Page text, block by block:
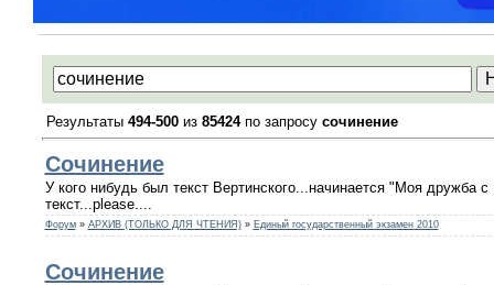
Результаты 494-500из 85424по запросу сочинение
Сочинение
У кого нибудь был текст Вертинского...начинается "Моя
текст...please....
Форум » АРХИВ (ТОЛЬКО ДЛЯ ЧТЕНИЯ) » Единый государственный экзамен 2010
Сочинение